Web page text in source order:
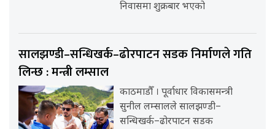
निवासमा शुक्रबार भएको
सालझण्डी–सन्धिखर्क–ढोरपाटन सडक निर्माणले गति
लिन्छ : मन्त्री लम्साल
काठमाडौँ । पूर्वाधार विकासमन्त्री
सुनील लम्सालले सालझण्डी–
सन्धिखर्क–ढोरपाटन सडक